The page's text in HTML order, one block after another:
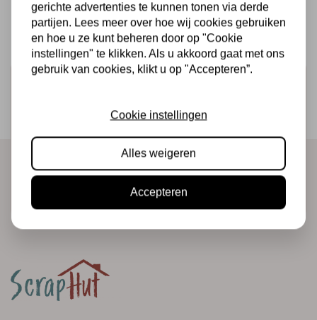
gerichte advertenties te kunnen tonen via derde
partijen. Lees meer over hoe wij cookies gebruiken
en hoe u ze kunt beheren door op "Cookie
instellingen" te klikken. Als u akkoord gaat met ons
gebruik van cookies, klikt u op "Accepteren”.
Cookie instellingen
Alles weigeren
Accepteren